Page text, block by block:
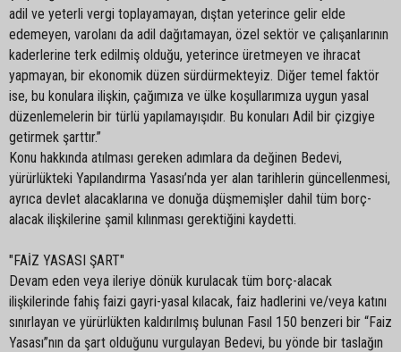
adil ve yeterli vergi toplayamayan, dıştan yeterince gelir elde
edemeyen, varolanı da adil dağıtamayan, özel sektör ve çalışanlarının
kaderlerine terk edilmiş olduğu, yeterince üretmeyen ve ihracat
yapmayan, bir ekonomik düzen sürdürmekteyiz. Diğer temel faktör
ise, bu konulara ilişkin, çağımıza ve ülke koşullarımıza uygun yasal
düzenlemelerin bir türlü yapılamayışıdır. Bu konuları Adil bir çizgiye
getirmek şarttır.”
Konu hakkında atılması gereken adımlara da değinen Bedevi,
yürürlükteki Yapılandırma Yasası’nda yer alan tarihlerin güncellenmesi,
ayrıca devlet alacaklarına ve donuğa düşmemişler dahil tüm borç-
alacak ilişkilerine şamil kılınması gerektiğini kaydetti.
"FAİZ YASASI ŞART"
Devam eden veya ileriye dönük kurulacak tüm borç-alacak
ilişkilerinde fahiş faizi gayri-yasal kılacak, faiz hadlerini ve/veya katını
sınırlayan ve yürürlükten kaldırılmış bulunan Fasıl 150 benzeri bir “Faiz
Yasası”nın da şart olduğunu vurgulayan Bedevi, bu yönde bir taslağın